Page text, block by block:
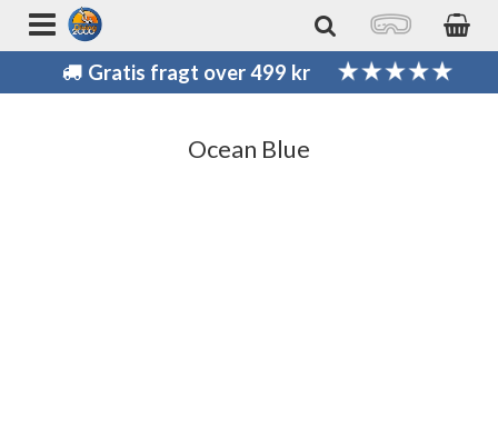
Gratis fragt over 499 kr
Ocean Blue